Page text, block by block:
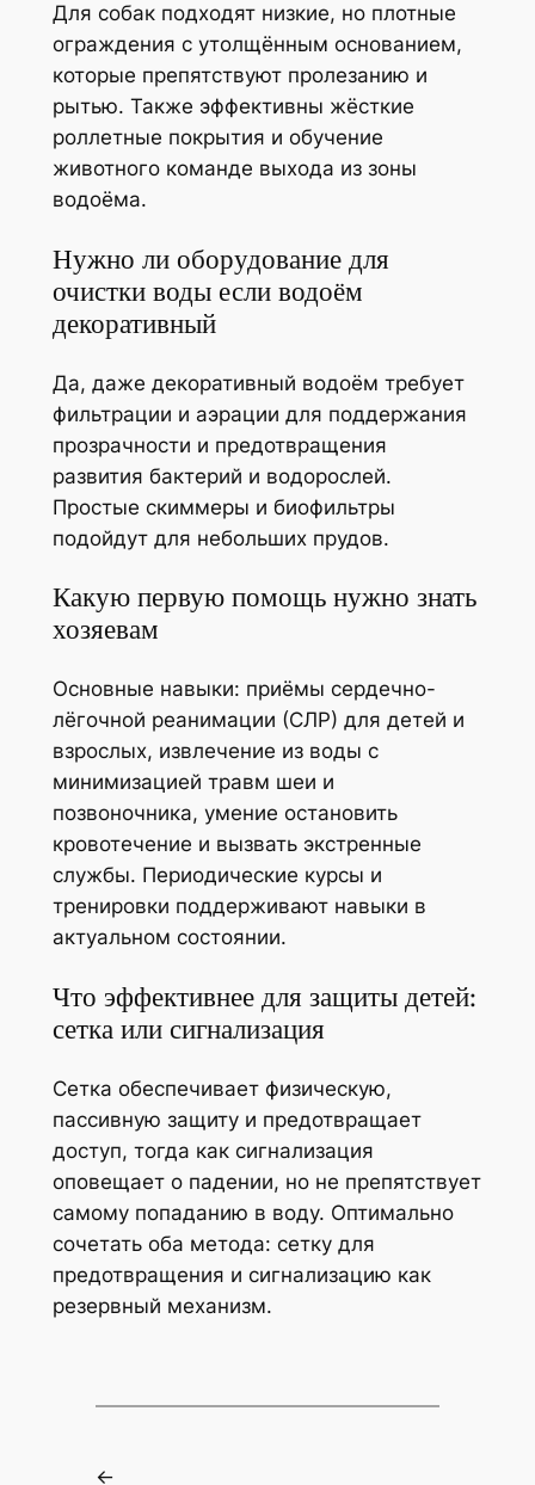
Для собак подходят низкие, но плотные
ограждения с утолщённым основанием,
которые препятствуют пролезанию и
рытью. Также эффективны жёсткие
роллетные покрытия и обучение
животного команде выхода из зоны
водоёма.
Нужно ли оборудование для
очистки воды если водоём
декоративный
Да, даже декоративный водоём требует
фильтрации и аэрации для поддержания
прозрачности и предотвращения
развития бактерий и водорослей.
Простые скиммеры и биофильтры
подойдут для небольших прудов.
Какую первую помощь нужно знать
хозяевам
Основные навыки: приёмы сердечно-
лёгочной реанимации (СЛР) для детей и
взрослых, извлечение из воды с
минимизацией травм шеи и
позвоночника, умение остановить
кровотечение и вызвать экстренные
службы. Периодические курсы и
тренировки поддерживают навыки в
актуальном состоянии.
Что эффективнее для защиты детей:
сетка или сигнализация
Сетка обеспечивает физическую,
пассивную защиту и предотвращает
доступ, тогда как сигнализация
оповещает о падении, но не препятствует
самому попаданию в воду. Оптимально
сочетать оба метода: сетку для
предотвращения и сигнализацию как
резервный механизм.
←